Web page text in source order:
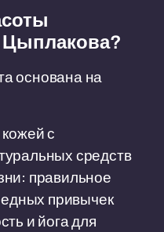
Цыплакова?
основана на
с
средств
правильное
привычек
и йога для